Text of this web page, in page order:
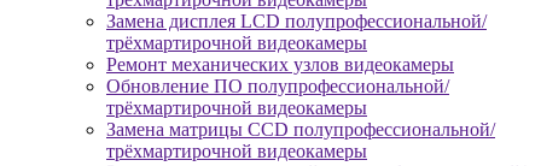
Замена дисплея LCD полупрофессиональной/
трёхмартирочной видеокамеры
Ремонт механических узлов видеокамеры
Обновление ПО полупрофессиональной/
трёхмартирочной видеокамеры
Замена матрицы CCD полупрофессиональной/
трёхмартирочной видеокамеры